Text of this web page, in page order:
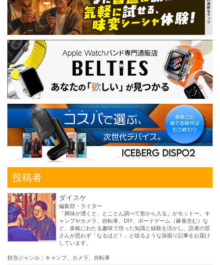
投稿者
ダイスケ
編集部・ライター
「興味が湧くと、とことん調べて形から入る」がモットー。キ
ャンプやカメラ、自転車、DIY、ボードゲーム（麻雀含む）な
ど、多岐にわたる趣味で培った知識と経験を活かし、読者の皆
さんが思わず「なるほど！」と唸るような深掘り記事をお届け
しています。
担当ジャンル：キャンプ、カメラ、自転車